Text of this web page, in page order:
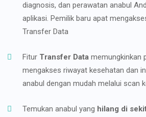
diagnosis, dan perawatan anabul
aplikasi. Pemilik baru apat
Transfer Data
Fitur Transfer Data memungkinkan
mengakses riwayat kesehatan dan
anabul dengan mudah melalui scan
Temukan anabul yang hilang di